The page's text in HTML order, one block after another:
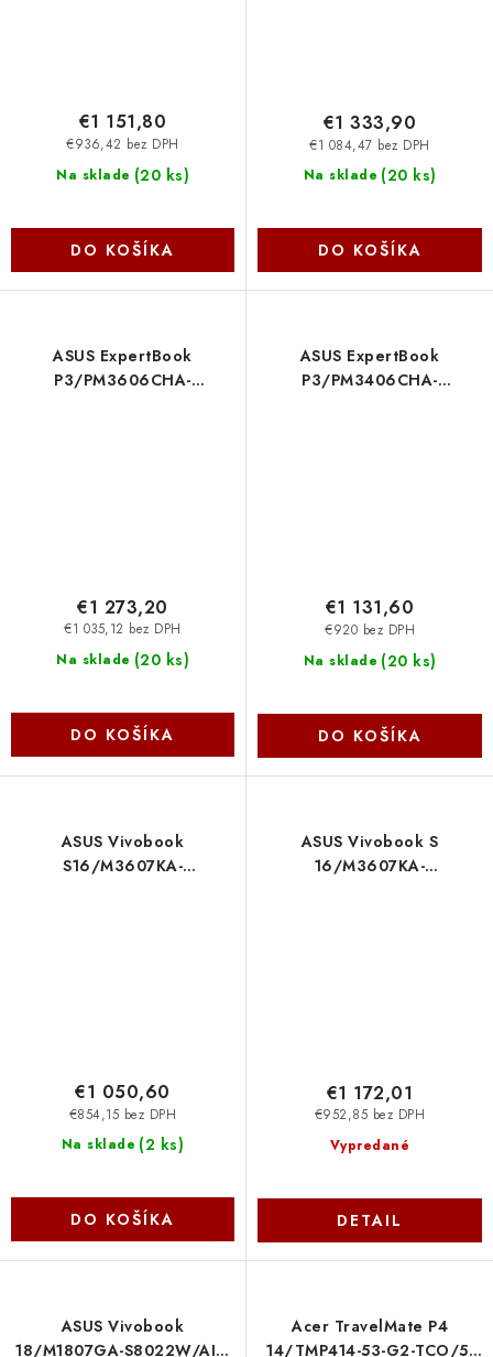
Na sklade (20 ks)
€936,42 bez DPH
€1 151,80
DO KOŠÍKA
Na sklade (20 ks)
€1 084,47 bez DPH
€1 333,90
DO KOŠÍKA
ASUS ExpertBook
P3/PM3606CHA-
Na sklade (20 ks)
€1 035,12 bez DPH
€1 273,20
DO KOŠÍKA
ASUS ExpertBook
P3/PM3406CHA-
Na sklade (20 ks)
€920 bez DPH
€1 131,60
DO KOŠÍKA
ASUS Vivobook
S16/M3607KA-
Na sklade (2 ks)
€854,15 bez DPH
€1 050,60
DO KOŠÍKA
ASUS Vivobook S
16/M3607KA-
Vypredané
€952,85 bez DPH
€1 172,01
DETAIL
ASUS Vivobook
18/M1807GA-S8022W/AI5-
Acer TravelMate P4
14/TMP414-53-G2-TCO/5-